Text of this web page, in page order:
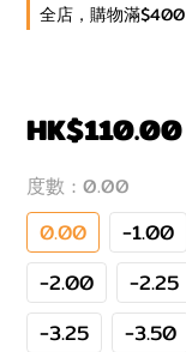
全店，購物滿
HK$110.00
度數 : 0.00
0.00 -1.00
-2.00
-2.25
-3.25
-3.50